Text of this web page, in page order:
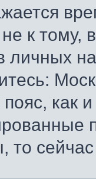
к тому,
личных
как
то